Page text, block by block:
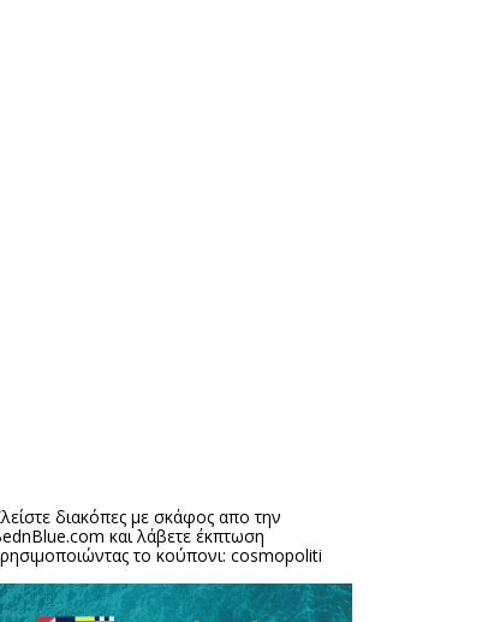
διακόπες με σκάφος απο την
και λάβετε έκπτωση
το κούπονι: cosmopoliti